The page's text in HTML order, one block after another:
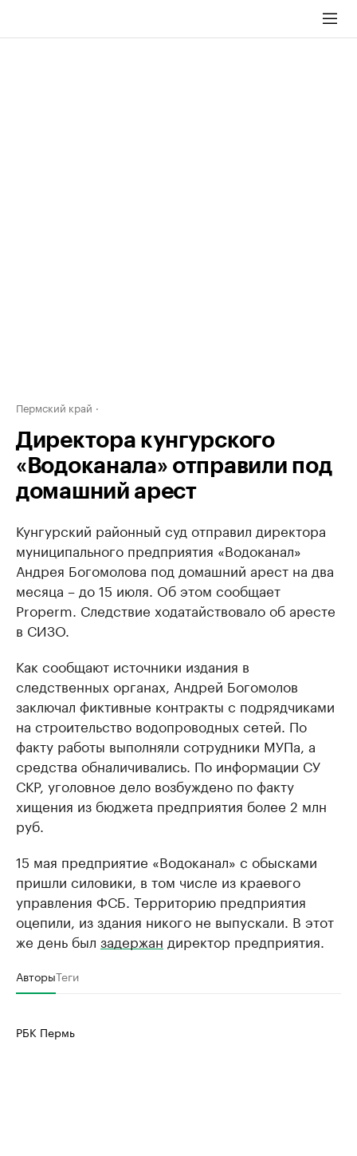
Пермский край
Директора кунгурского
«Водоканала» отправили под
домашний арест
Кунгурский районный суд отправил директора
муниципального предприятия «Водоканал»
Андрея Богомолова под домашний арест на два
месяца – до 15 июля. Об этом сообщает
Properm. Следствие ходатайствовало об аресте
в СИЗО.
Как сообщают источники издания в
следственных органах, Андрей Богомолов
заключал фиктивные контракты с подрядчиками
на строительство водопроводных сетей. По
факту работы выполняли сотрудники МУПа, а
средства обналичивались. По информации СУ
СКР, уголовное дело возбуждено по факту
хищения из бюджета предприятия более 2 млн
руб.
15 мая предприятие «Водоканал» с обысками
пришли силовики, в том числе из краевого
управления ФСБ. Территорию предприятия
оцепили, из здания никого не выпускали. В этот
же день был задержан директор предприятия.
АвторыТеги
РБК Пермь